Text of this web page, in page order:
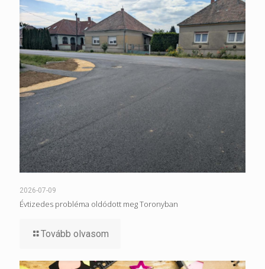
2026-07-09
Évtizedes probléma oldódott meg Toronyban
Tovább olvasom